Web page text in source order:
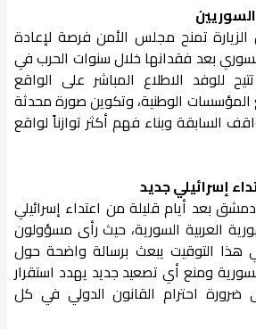
الزيارة تمنح مجلس الأمن فرصة لإعادة
بعد فقدانها خلال سنوات الحرب في
للوفد الاطلاع المباشر على الواقع
المؤسسات الوطنية، وتكوين صورة محدثة
السابقة وبناء فهم أكثر توازناً لواقع
إسرائيلي جديد
بعد أيام قليلة من اعتداء إسرائيلي
العربية السورية، حيث رأى مسؤولون
هذا التوقيت يبعث برسالة واضحة حول
ومنع أي تصعيد جديد يهدد استقرار
ضرورة احترام القانون الدولي في كل